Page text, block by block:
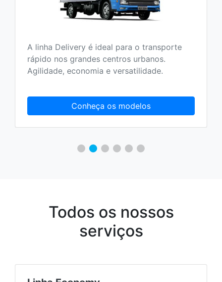
A linha Delivery é ideal para o transporte
rápido nos grandes centros urbanos.
Agilidade, economia e versatilidade.
Conheça os modelos
Todos os nossos
serviços